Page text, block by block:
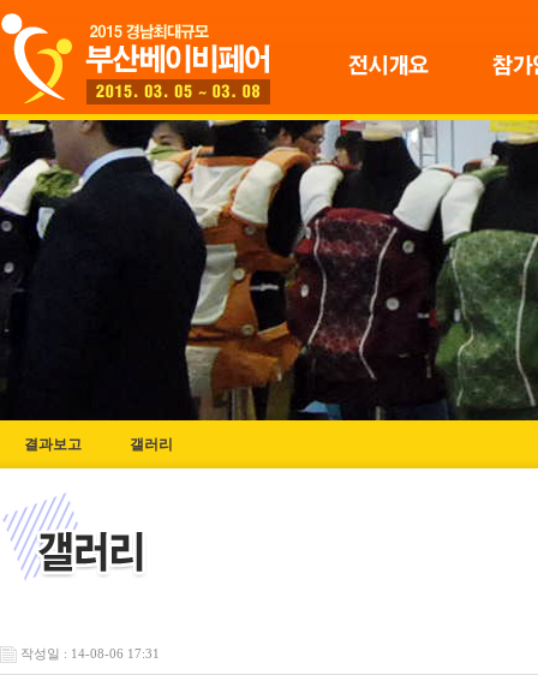
결과보고 갤러리
작성일 : 14-08-06 17:31